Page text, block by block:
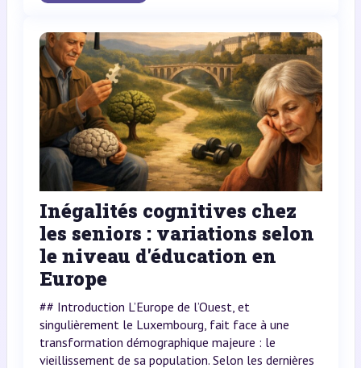
Inégalités cognitives chez
les seniors : variations selon
le niveau d'éducation en
Europe
## Introduction L’Europe de l’Ouest, et
singulièrement le Luxembourg, fait face à une
transformation démographique majeure : le
vieillissement de sa population. Selon les dernières